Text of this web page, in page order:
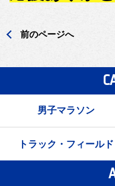
前のページへ
男子マラソン
トラック・フィールド